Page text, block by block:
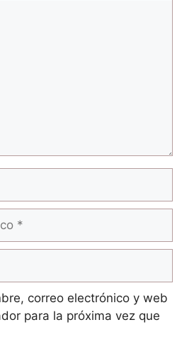
correo electrónico y web
para la próxima vez que